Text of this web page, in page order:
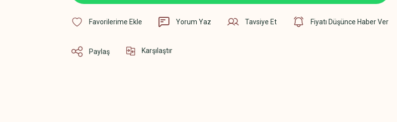
Yorum Yaz Tavsiye Et Fiyatı Düşünce Haber Ver
Paylaş Karşılaştır